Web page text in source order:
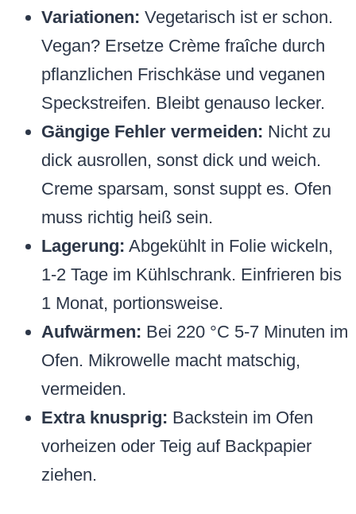
Variationen: Vegetarisch ist er schon.
Vegan? Ersetze Crème fraîche durch
pflanzlichen Frischkäse und veganen
Speckstreifen. Bleibt genauso lecker.
Gängige Fehler vermeiden: Nicht zu
dick ausrollen, sonst dick und weich.
Creme sparsam, sonst suppt es. Ofen
muss richtig heiß sein.
Lagerung: Abgekühlt in Folie wickeln,
1-2 Tage im Kühlschrank. Einfrieren bis
1 Monat, portionsweise.
Aufwärmen: Bei 220 °C 5-7 Minuten im
Ofen. Mikrowelle macht matschig,
vermeiden.
Extra knusprig: Backstein im Ofen
vorheizen oder Teig auf Backpapier
ziehen.